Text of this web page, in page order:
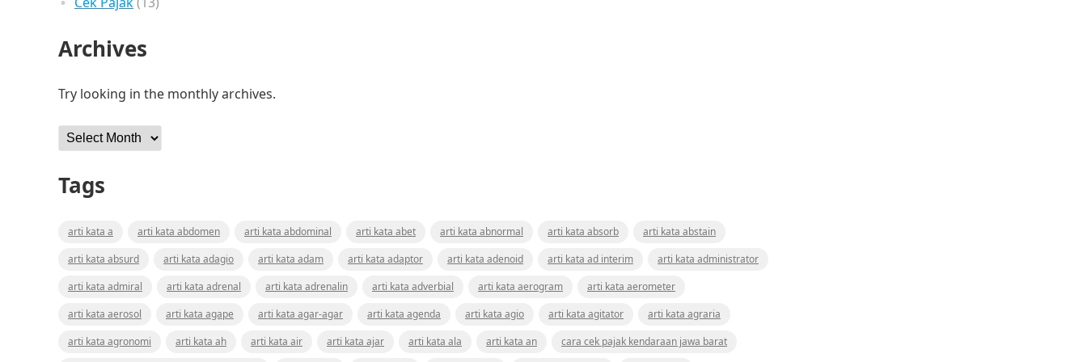
Archives
Try looking in the monthly archives.
Archives
Tags
arti kata a arti kata abdomen arti kata abdominal arti kata abet arti kata abnormal arti kata absorb
arti kata abstain
arti kata absurd
arti kata adagio arti kata adam arti kata adaptor arti kata adenoid arti kata ad interim
arti kata administrator
arti kata admiral
arti kata adrenal arti kata adrenalin arti kata adverbial arti kata aerogram
arti kata aerometer
arti kata aerosol
arti kata agape arti kata agar-agar arti kata agenda arti kata agio arti kata agitator
arti kata agraria
arti kata agronomi
arti kata ah arti kata air arti kata ajar arti kata ala arti kata an
cara cek pajak kendaraan jawa barat